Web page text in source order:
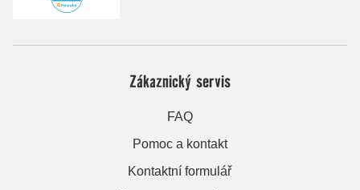
Zákaznický servis
FAQ
Pomoc a kontakt
Kontaktní formulář